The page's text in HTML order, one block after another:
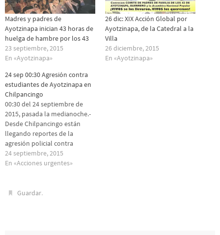
Madres y padres de
Ayotzinapa inician 43 horas de
huelga de hambre por los 43
23 septiembre, 2015
En «Ayotzinapa»
26 dic: XIX Acción Global por
Ayotzinapa, de la Catedral a la
Villa
26 diciembre, 2015
En «Ayotzinapa»
24 sep 00:30 Agresión contra
estudiantes de Ayotzinapa en
Chilpancingo
00:30 del 24 septiembre de
2015, pasada la medianoche.-
Desde Chilpancingo están
llegando reportes de la
agresión policial contra
normalistas recien egresados
de Ayotzinapa que esperaban
México para las movilizaciones
24 septiembre, 2015
En «Acciones urgentes»
Guardar.